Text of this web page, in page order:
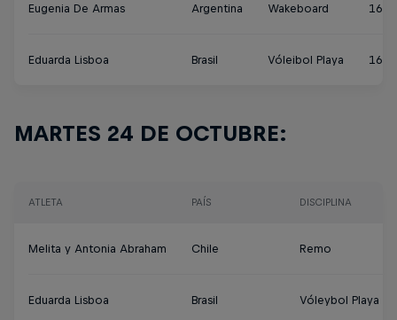
Eugenia De Armas Argentina Wakeboard
Eduarda Lisboa Brasil Vóleibol Playa
MARTES 24 DE OCTUBRE:
ATLETA PAÍS DISCIPLINA
Melita y Antonia Abraham Chile Remo
Eduarda Lisboa Brasil Vóleybol Playa